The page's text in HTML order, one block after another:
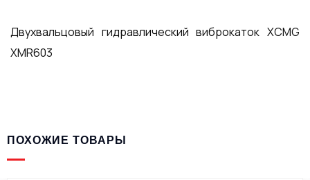
Двухвальцовый гидравлический виброкаток XCMG
XMR603
ПОХОЖИЕ ТОВАРЫ